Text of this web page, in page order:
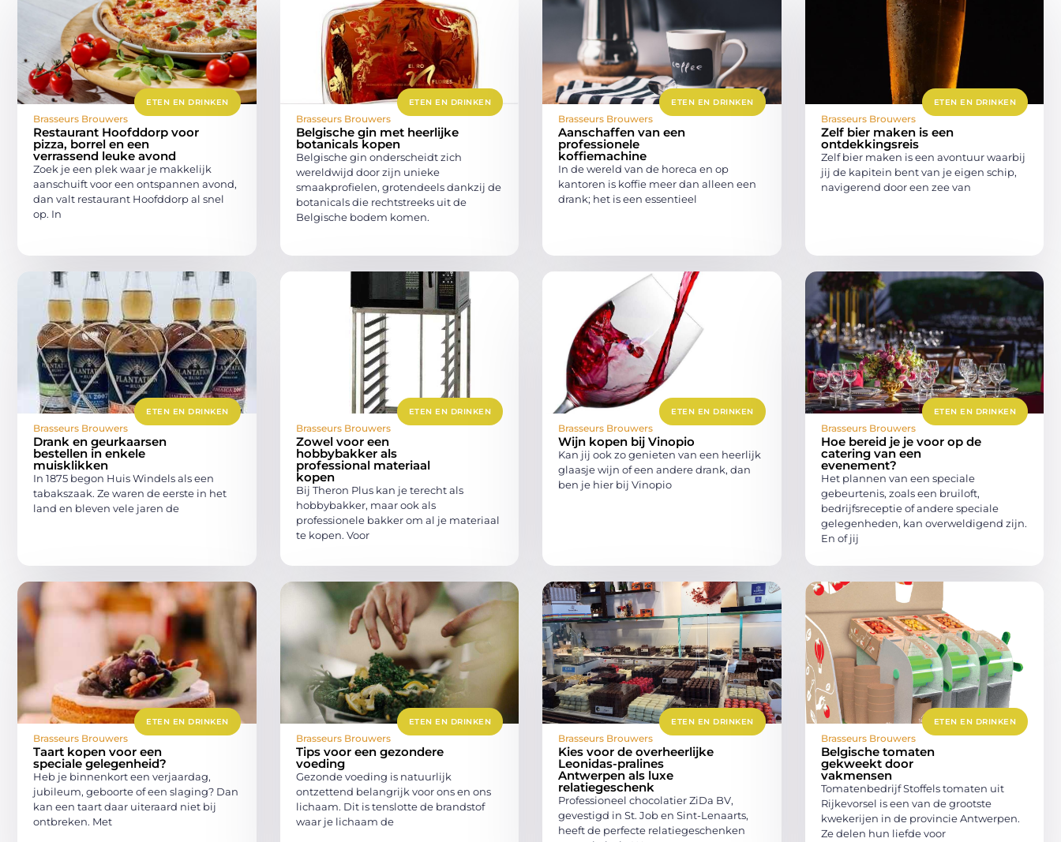
ETEN EN DRINKEN
Brasseurs Brouwers
Restaurant Hoofddorp voor
pizza, borrel en een
verrassend leuke avond
Zoek je een plek waar je makkelijk
aanschuift voor een ontspannen avond,
dan valt restaurant Hoofddorp al snel
op. In
ETEN EN DRINKEN
Brasseurs Brouwers
Belgische gin met heerlijke
botanicals kopen
Belgische gin onderscheidt zich
wereldwijd door zijn unieke
smaakprofielen, grotendeels dankzij de
botanicals die rechtstreeks uit de
Belgische bodem komen.
ETEN EN DRINKEN
Brasseurs Brouwers
Aanschaffen van een
professionele
koffiemachine
In de wereld van de horeca en op
kantoren is koffie meer dan alleen een
drank; het is een essentieel
ETEN EN DRINKEN
Brasseurs Brouwers
Zelf bier maken is een
ontdekkingsreis
Zelf bier maken is een avontuur waarbij
jij de kapitein bent van je eigen schip,
navigerend door een zee van
ETEN EN DRINKEN
Brasseurs Brouwers
Drank en geurkaarsen
bestellen in enkele
muisklikken
In 1875 begon Huis Windels als een
tabakszaak. Ze waren de eerste in het
land en bleven vele jaren de
ETEN EN DRINKEN
Brasseurs Brouwers
Zowel voor een
hobbybakker als
professional materiaal
kopen
Bij Theron Plus kan je terecht als
hobbybakker, maar ook als
professionele bakker om al je materiaal
te kopen. Voor
ETEN EN DRINKEN
Brasseurs Brouwers
Wijn kopen bij Vinopio
Kan jij ook zo genieten van een heerlijk
glaasje wijn of een andere drank, dan
ben je hier bij Vinopio
ETEN EN DRINKEN
Brasseurs Brouwers
Hoe bereid je je voor op de
catering van een
evenement?
Het plannen van een speciale
gebeurtenis, zoals een bruiloft,
bedrijfsreceptie of andere speciale
gelegenheden, kan overweldigend zijn.
En of jij
ETEN EN DRINKEN
Brasseurs Brouwers
Taart kopen voor een
speciale gelegenheid?
Heb je binnenkort een verjaardag,
jubileum, geboorte of een slaging? Dan
kan een taart daar uiteraard niet bij
ontbreken. Met
ETEN EN DRINKEN
Brasseurs Brouwers
Tips voor een gezondere
voeding
Gezonde voeding is natuurlijk
ontzettend belangrijk voor ons en ons
lichaam. Dit is tenslotte de brandstof
waar je lichaam de
ETEN EN DRINKEN
Brasseurs Brouwers
Kies voor de overheerlijke
Leonidas-pralines
Antwerpen als luxe
relatiegeschenk
Professioneel chocolatier ZiDa BV,
gevestigd in St. Job en Sint-Lenaarts,
heeft de perfecte relatiegeschenken
ETEN EN DRINKEN
Brasseurs Brouwers
Belgische tomaten
gekweekt door
vakmensen
Tomatenbedrijf Stoffels tomaten uit
Rijkevorsel is een van de grootste
kwekerijen in de provincie Antwerpen.
Ze delen hun liefde voor